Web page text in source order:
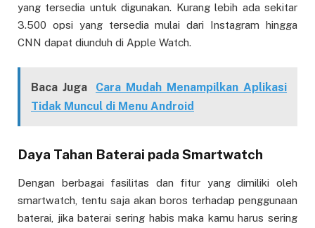
yang tersedia untuk digunakan. Kurang lebih ada sekitar
3.500 opsi yang tersedia mulai dari Instagram hingga
CNN dapat diunduh di Apple Watch.
Baca Juga
Cara Mudah Menampilkan Aplikasi
Tidak Muncul di Menu Android
Daya Tahan Baterai pada Smartwatch
Dengan berbagai fasilitas dan fitur yang dimiliki oleh
smartwatch, tentu saja akan boros terhadap penggunaan
baterai, jika baterai sering habis maka kamu harus sering